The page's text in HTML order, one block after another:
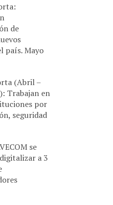
de
país. Mayo
(Abril –
Trabajan en
por
seguridad
se
a 3